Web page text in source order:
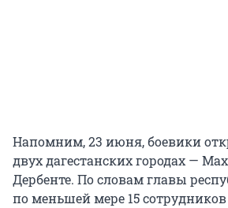
Напомним, 23 июня, боевики
двух дагестанских городах —
Дербенте. По словам главы
по меньшей мере 15